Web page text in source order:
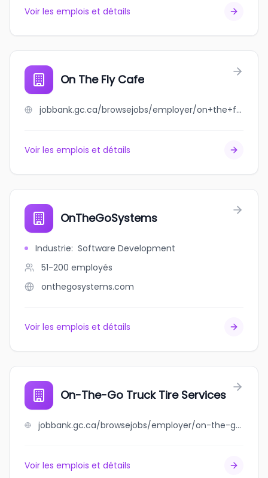
Voir les emplois et détails
On The Fly Cafe
jobbank.gc.ca/browsejobs/employer/on+the+fly+cafe/ca
Voir les emplois et détails
OnTheGoSystems
Industrie: Software Development
51-200 employés
onthegosystems.com
Voir les emplois et détails
On-The-Go Truck Tire Services
jobbank.gc.ca/browsejobs/employer/on-the-go+truck+tire+services/ca
Voir les emplois et détails